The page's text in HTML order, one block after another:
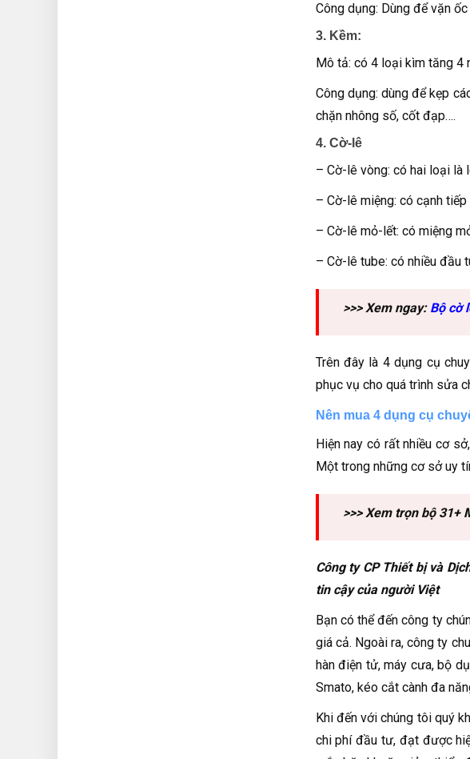
Công dụng: Dùng để vặn
3. Kềm:
Mô tả: có 4 loại kìm tăng 4
Công dụng: dùng để kẹp
chặn nhông số, cốt đạp….
4. Cờ-lê
– Cờ-lê vòng: có hai loại là
– Cờ-lê miệng: có cạnh
– Cờ-lê mỏ-lết: có miệng
– Cờ-lê tube: có nhiều đầu
>>> Xem ngay: Bộ cờ
Trên đây là 4 dụng cụ
phục vụ cho quá trình sửa
Nên mua 4 dụng cụ
Hiện nay có rất nhiều cơ
Một trong những cơ sở uy
>>> Xem trọn bộ 31+
Công ty CP Thiết bị và
tin cậy của người Việt
Bạn có thể đến công ty
giá cả. Ngoài ra, công ty
hàn điện tử, máy cưa, bộ
Smato, kéo cắt cành đa
Khi đến với chúng tôi quý
chi phí đầu tư, đạt được